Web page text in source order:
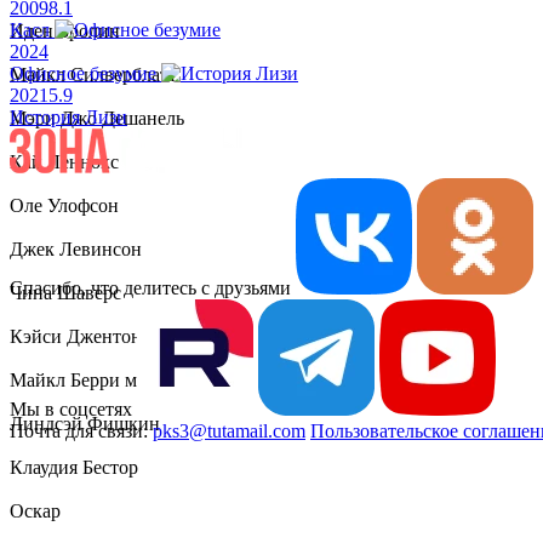
Иден Бролин
Майкл Силверблатт
Мэри Джо Дешанель
Кай Леннокс
Оле Улофсон
Джек Левинсон
Чина Шаверс
Кэйси Джентон
Майкл Берри мл.
Линдсэй Фишкин
Клаудия Бестор
Оскар
20098.1
Касл
2024
Офисное безумие
2021 5.9
История Лизи
Спасибо, что делитесь с друзьями
Мы в соцсетях
Почта для связи:pks3@tutamail.com Пользовательское